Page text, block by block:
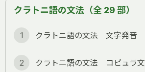
クラトニ語の文法（全 29 部）
1 クラトニ語の文法 文字発音
2 クラトニ語の文法 コピュラ文